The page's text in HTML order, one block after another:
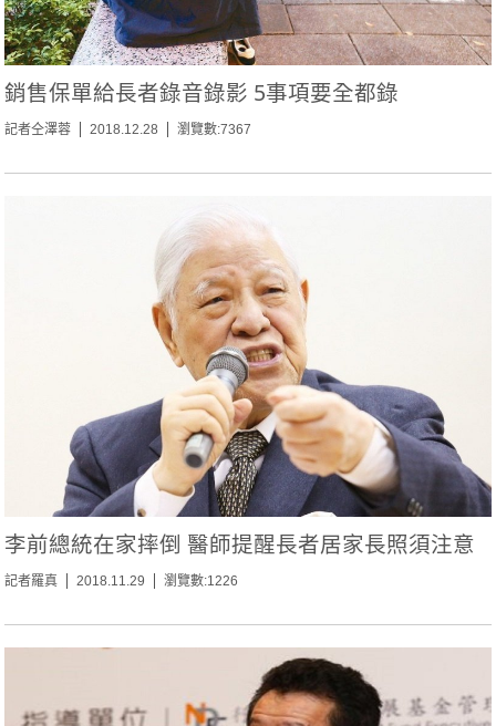
銷售保單給長者錄音錄影 5事項要全都錄
記者仝澤蓉 2018.12.28 瀏覽數:7367
李前總統在家摔倒 醫師提醒長者居家長照須注意
記者羅真 2018.11.29 瀏覽數:1226